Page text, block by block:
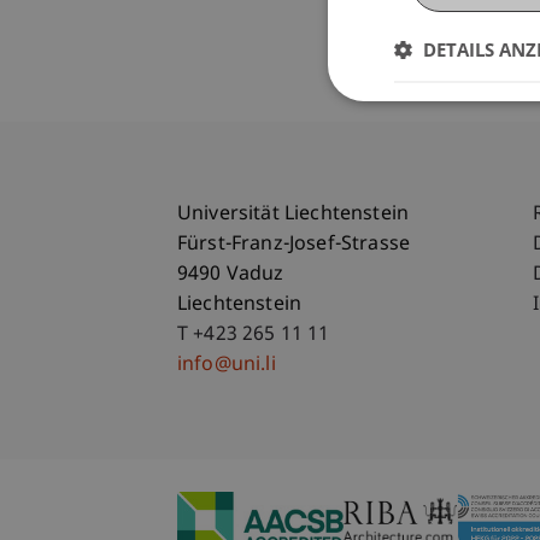
Universität Liechtenstein
Fürst-Franz-Josef-Strasse
9490 Vaduz
Liechtenstein
T +423 265 11 11
info@uni.li
DETAILS